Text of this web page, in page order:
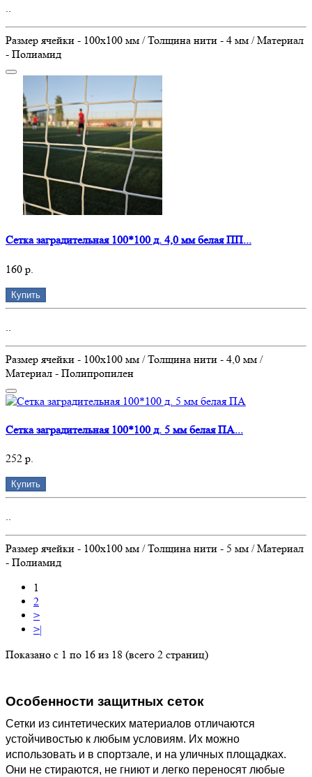
..
Размер ячейки - 100х100 мм / Толщина нити - 4 мм / Материал
- Полиамид
Сетка заградительная 100*100 д. 4,0 мм белая ПП...
160 р.
Купить
Размер ячейки - 100х100 мм / Толщина нити - 4,0 мм /
Материал - Полипропилен
Сетка заградительная 100*100 д. 5 мм белая ПА...
252 р.
Купить
..
Размер ячейки - 100х100 мм / Толщина нити - 5 мм / Материал
- Полиамид
1
2
>
>|
Показано с 1 по 16 из 18 (всего 2 страниц)
Особенности защитных сеток
Сетки из синтетических материалов отличаются
устойчивостью к любым условиям. Их можно
использовать и в спортзале, и на уличных площадках.
Они не стираются, не гниют и легко переносят любые